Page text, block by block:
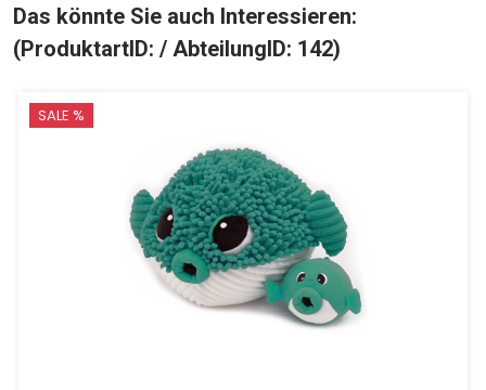
Das könnte Sie auch Interessieren:
(ProduktartID: / AbteilungID: 142)
SALE %